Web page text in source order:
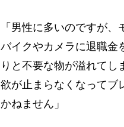
「男性に多いのですが
バイクやカメラに退職金
りと不要な物が溢れて
欲が止まらなくなってブ
かねません」